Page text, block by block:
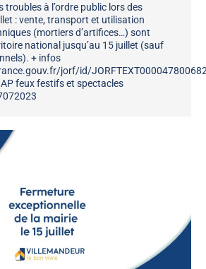
troubles à l’ordre public lors des
: vente, transport et utilisation
(mortiers d’artifices…) sont
national jusqu’au 15 juillet (sauf
+ infos
jorf/id/
feux festifs et spectacles